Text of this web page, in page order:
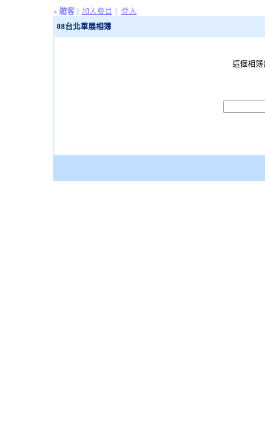
» 遊客 || 加入會員 || 登入
08台北車展相簿
這個相